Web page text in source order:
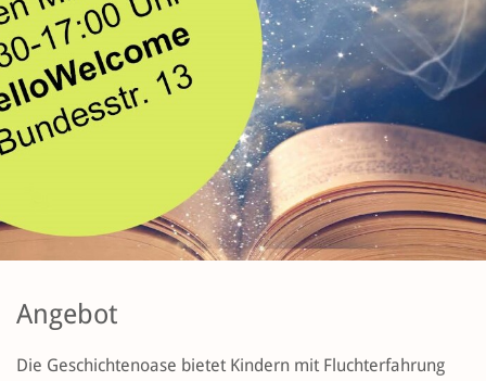
Angebot
Die Geschichtenoase bietet Kindern mit Fluchterfahrung